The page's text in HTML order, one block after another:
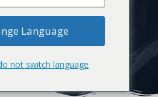
nahtlosen Weg der
beim Armaturenhersteller
nach den ISO 9001-Normen
wird.
Language
not switch language